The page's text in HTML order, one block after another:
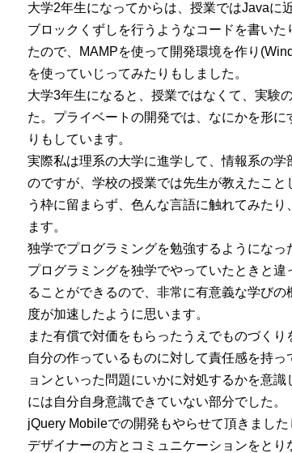
大学2年生になってからは、授業ではJavaに
ブロックくずしを行うようなコードを書い
たので、
MAMPを使って開発環境を作り
を使っていじってみたりもしました。
大学3年生になると、授業ではなくて、実験
た。プライベートの開発では、なにかを形
りもしています。
実際私は理系の大学に進学して、情報系の
のですが、学校の授業では先生が教えたこ
う枠に留まらず、色んな言語に触れてみた
ます。
独学でプログラミングを勉強するようにな
プログラミングを独学でやっていたときと
ることができるので、非常に有意義な学び
度が加速したように思います。
また有償で対価をもらったうえでものづくり
自分の作っているものに対して責任感を持っ
ョンといった問題にいかに対処するかを意
には自分自身意識できていない部分でした。
jQuery Mobileでの開発もやらせて頂きまし
デザイナーの方とコミュニケーションをと